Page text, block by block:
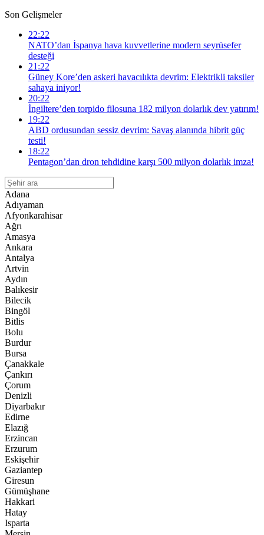
Son Gelişmeler
22:22
NATO’dan İspanya hava kuvvetlerine modern seyrüsefer
desteği
21:22
Güney Kore’den askeri havacılıkta devrim: Elektrikli taksiler
sahaya iniyor!
20:22
İngiltere’den torpido filosuna 182 milyon dolarlık dev yatırım!
19:22
ABD ordusundan sessiz devrim: Savaş alanında hibrit güç
testi!
18:22
Pentagon’dan dron tehdidine karşı 500 milyon dolarlık imza!
Adana
Adıyaman
Afyonkarahisar
Ağrı
Amasya
Ankara
Antalya
Artvin
Aydın
Balıkesir
Bilecik
Bingöl
Bitlis
Bolu
Burdur
Bursa
Çanakkale
Çankırı
Çorum
Denizli
Diyarbakır
Edirne
Elazığ
Erzincan
Erzurum
Eskişehir
Gaziantep
Giresun
Gümüşhane
Hakkari
Hatay
Isparta